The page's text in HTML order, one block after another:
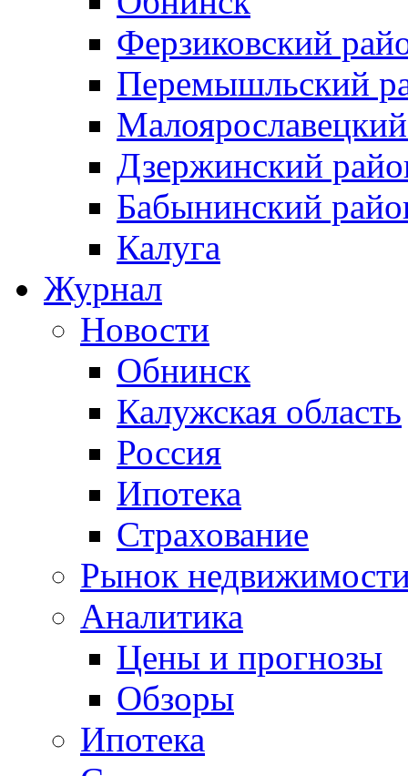
Ферзиковский
Перемышльский
Дзержинский
Бабынинский
Калуга
Журнал
Новости
Обнинск
Калужская область
Россия
Ипотека
Страхование
Рынок
Аналитика
Цены и прогнозы
Обзоры
Ипотека